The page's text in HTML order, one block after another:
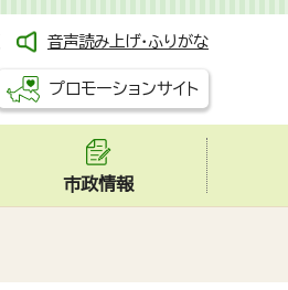
音声読み上げ・ふりがな
プロモーションサイト
市政情報